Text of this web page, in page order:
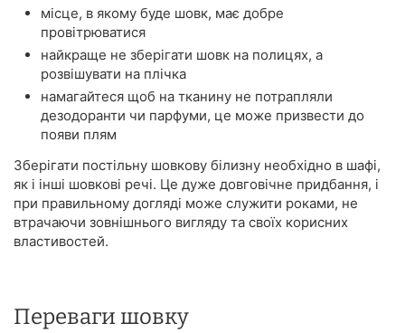
місце, в якому буде шовк, має добре
провітрюватися
найкраще не зберігати шовк на полицях, а
розвішувати на плічка
намагайтеся щоб на тканину не потрапляли
дезодоранти чи парфуми, це може призвести до
появи плям
Зберігати постільну шовкову білизну необхідно в шафі,
як і інші шовкові речі. Це дуже довговічне придбання, і
при правильному догляді може служити роками, не
втрачаючи зовнішнього вигляду та своїх корисних
властивостей.
Переваги шовку